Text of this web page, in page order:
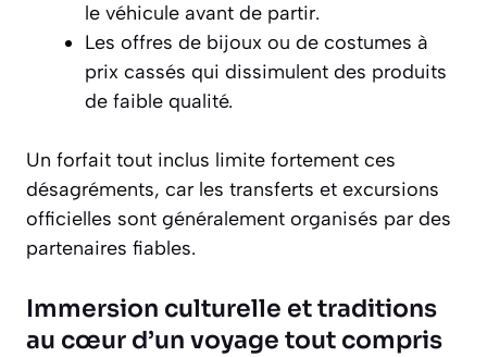
le véhicule avant de partir.
Les offres de bijoux ou de costumes à
prix cassés qui dissimulent des produits
de faible qualité.
Un forfait tout inclus limite fortement ces
désagréments, car les transferts et excursions
officielles sont généralement organisés par des
partenaires fiables.
Immersion culturelle et traditions
au cœur d’un voyage tout compris